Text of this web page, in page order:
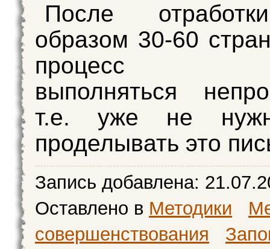
После
образом 30-60
процесс
выполняться
т.е. уже не
проделывать это
Запись добавлена:
Оставлено в Методики
совершенствования